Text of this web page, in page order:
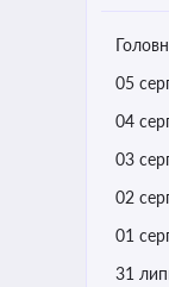
05
04
03
02
01
31